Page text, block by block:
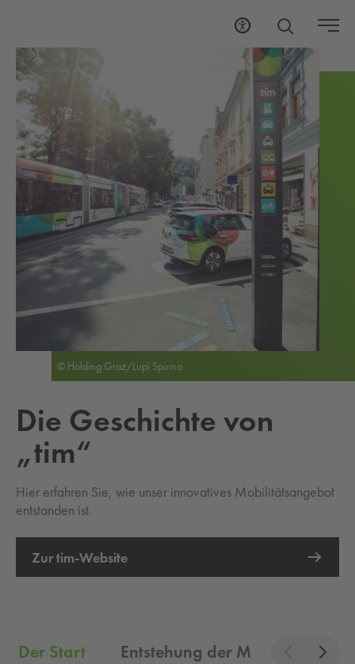
Die Ge­schich­te von
„tim“
Hier erfahren Sie, wie unser innovatives Mobilitätsangebot
entstanden ist.
Zur tim-Website
Externer Link öffnet eine neue Registerkarte
© Holding Graz/Lupi Spuma
Der Start Entstehung der Marke "tim"